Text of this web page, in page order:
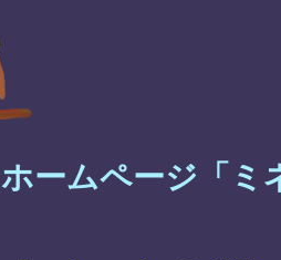
ホームページ「ミ